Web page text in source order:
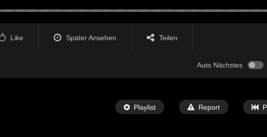
Like Später Ansehen Teilen
Auto Nächstes
Playlist Report